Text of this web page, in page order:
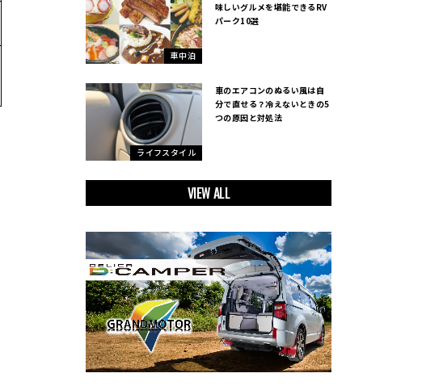
車中泊
味しいグルメを堪能できるRV
パーク10選
ライフスタイル
車のエアコンのぬるい風は自
分で直せる？冷えないときの5
つの原因と対処法
VIEW ALL